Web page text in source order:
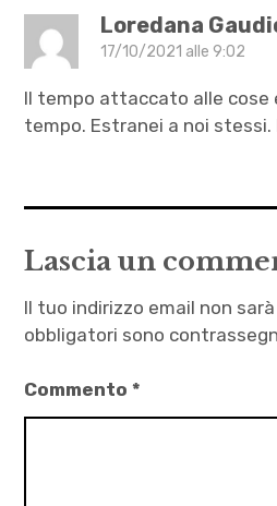
Loredana
17/10/2021 alle 9:02
Il tempo attaccato alle cose
tempo. Estranei a noi stessi.
Lascia un
Il tuo indirizzo email non
obbligatori sono
Commento*